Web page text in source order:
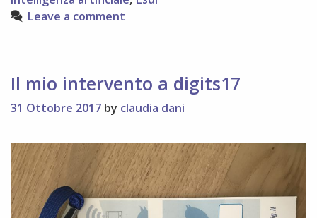
Leave a comment
Il mio intervento a digits17
31 Ottobre 2017 by claudia dani